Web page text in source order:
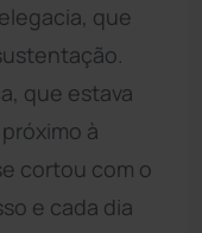
que
que estava
à
cortou com o
e cada dia